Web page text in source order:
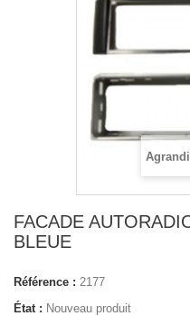
FACADE
BLEUE
Référence : 2177
État : Nouveau produit